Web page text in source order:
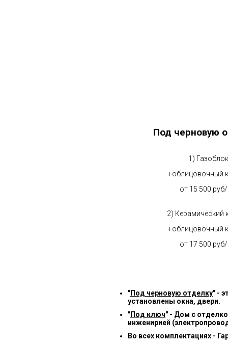
Под черновую
1) Газоблок
+облицовочный
от 15 500
2) Керамический
+облицовочный
от 17 500
"Под черновую отделку" -
установлены окна, двери.
"Под ключ" - Дом с
инженирией
Во всех комплектациях -